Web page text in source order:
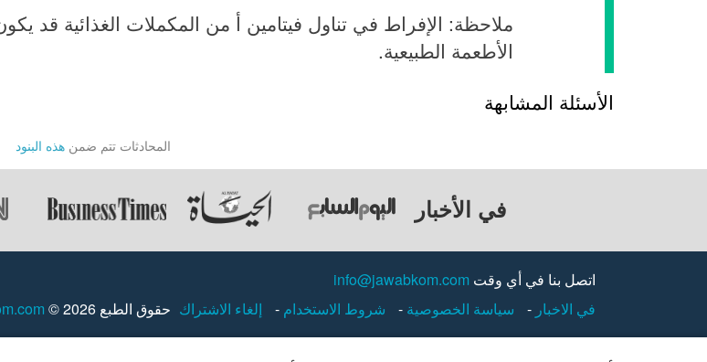
ملاحظة: الإفراط في تناول فيتامين أ من المكملات الغذائية قد
الأطعمة الطبيعية.
الأسئلة المشابهة
المحادثات تتم ضمن هذه البنود
في الأخبار
اتصل بنا في أي وقت info@jawabkom.com
في الاخبار - سياسة الخصوصية - شروط الاستخدام - إلغاء الاشتراك حقوق الطبع 2026 ©